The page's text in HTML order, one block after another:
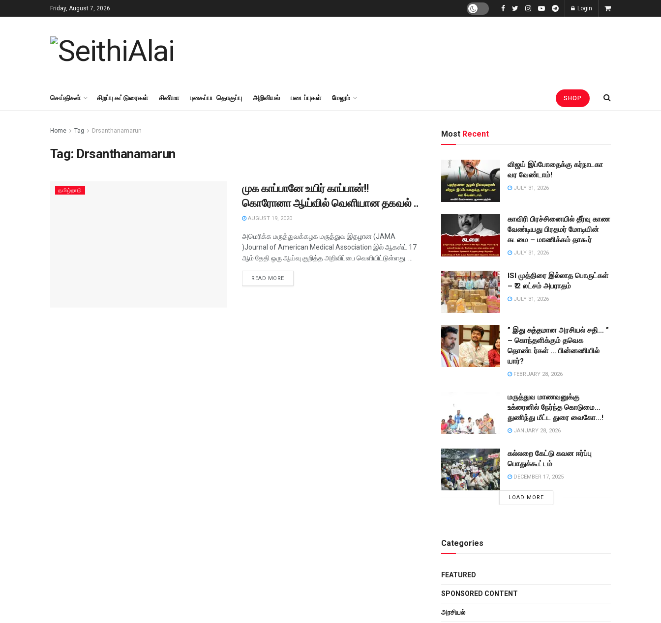
Friday, August 7, 2026 Login
செய்திகள் சிறப்பு கட்டுரைகள் சினிமா புகைப்பட தொகுப்பு அறிவியல் படைப்புகள் மேலும் SHOP
Home Tag Drsanthanamarun
Tag: Drsanthanamarun
தமிழ்நாடு
முக காப்பானே உயிர் காப்பான்!!
கொரோனா ஆய்வில் வெளியான தகவல் ..
AUGUST 19, 2020
அமெரிக்க மருத்துவக்கழக மருத்துவ இதழான (JAMA
)Journal of American Medical Association இல் ஆகஸ்ட் 17
ஆம் தேதி ஒரு ஆய்வு குறித்த அறிவிப்பை வெளியிட்டுள்ளது. ...
READ MORE
Most Recent
விஜய் இப்போதைக்கு கர்நாடகா
வர வேண்டாம்!
JULY 31, 2026
காவிரி பிரச்சினையில் தீர்வு காண
வேண்டியது பிரதமர் மோடியின்
கடமை – மாணிக்கம் தாகூர்
JULY 31, 2026
ISI முத்திரை இல்லாத பொருட்கள்
– ₹.2 லட்சம் அபராதம்
JULY 31, 2026
” இது சுத்தமான அரசியல் சதி… ”
– கொந்தளிக்கும் தவெக
தொண்டர்கள் … பின்னணியில்
யார்?
FEBRUARY 28, 2026
மருத்துவ மாணவனுக்கு
உக்ரைனில் நேர்ந்த கொடுமை…
துணிந்து மீட்ட துரை வைகோ…!
JANUARY 28, 2026
கல்லறை கேட்டு கவன ஈர்ப்பு
பொதுக்கூட்டம்
DECEMBER 17, 2025
LOAD MORE
Categories
FEATURED
SPONSORED CONTENT
அரசியல்